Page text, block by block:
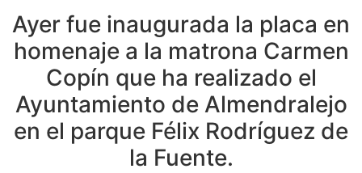
Ayer fue inaugurada la placa en
homenaje a la matrona Carmen
Copín que ha realizado el
Ayuntamiento de Almendralejo
en el parque Félix Rodríguez de
la Fuente.